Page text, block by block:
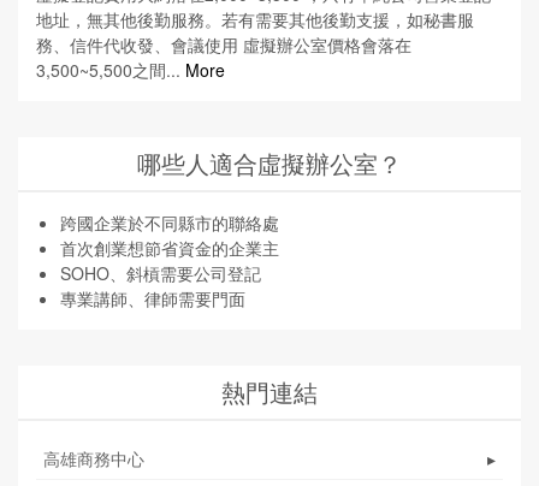
地址，無其他後勤服務。若有需要其他後勤支援，如秘書服
務、信件代收發、會議使用 虛擬辦公室價格會落在
3,500~5,500之間... More
哪些人適合虛擬辦公室？
跨國企業於不同縣市的聯絡處
首次創業想節省資金的企業主
SOHO、斜槓需要公司登記
專業講師、律師需要門面
熱門連結
▸
高雄商務中心